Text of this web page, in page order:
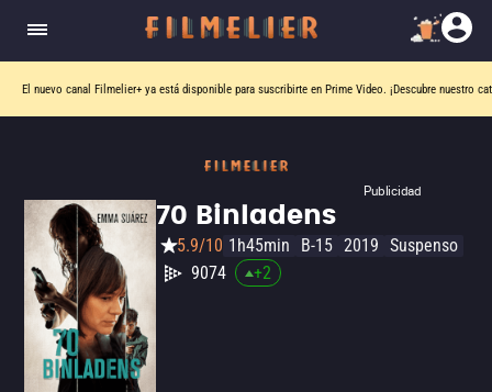
El nuevo canal Filmelier+ ya está disponible para suscribirte en Prime Video. ¡Descubre nuestro
Publicidad
70 Binladens
5.9/10 1h45min B-15 2019 Suspenso
9074
+2